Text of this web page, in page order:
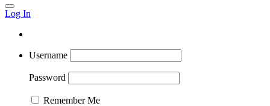
Log In
Username
Password
Remember Me